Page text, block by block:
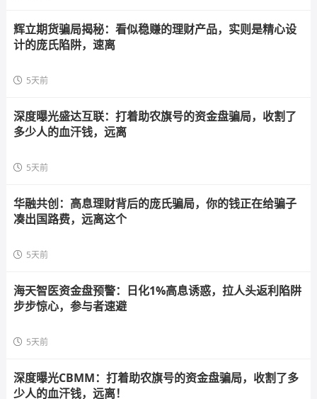
辉立期货骗局揭秘：看似稳赚的理财产品，实则是精心设
计的庞氏陷阱，速离
5天前
深度曝光盛达互联：打着助农旗号的资金盘骗局，收割了
多少人的血汗钱，远离
5天前
华融共创：高息理财背后的庞氏骗局，你的钱正在给骗子
凑出国路费，远离这个
5天前
海天智医资金盘预警：日化1%高息诱惑，拉人头返利陷阱
步步惊心，参与者速避
5天前
深度曝光CBMM：打着助农旗号的资金盘骗局，收割了多
少人的血汗钱，远离！